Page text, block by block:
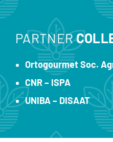
PARTNER
Ortogourmet Soc.
CNR – ISPA
UNIBA – DISAAT